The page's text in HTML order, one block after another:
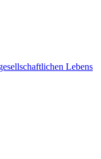
Lebens